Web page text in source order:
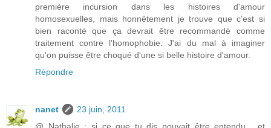
première incursion dans les histoires d'amour
homosexuelles, mais honnêtement je trouve que c'est si
bien raconté que ça devrait être recommandé comme
traitement contre l'homophobie. J'ai du mal à imaginer
qu'on puisse être choqué d'une si belle histoire d'amour.
Répondre
nanet
23 juin, 2011